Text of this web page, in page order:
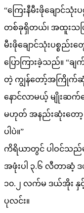
“ကြေးနီမီးဖိုချောင်သုံ
တစ်ခုရှိတယ်၊ အထူးသဖ
မီးဖိုချောင်သုံးပစ္စည်း
ပြောကြားခဲ့သည်။ “
တဲ့ ကျွန်တော့်အကြိုက်ဆုံး
နောင်လာမယ့် မျိုးဆ
မဟုတ် အနည်းဆုံးတော့
ပါပဲ။”
ကိရိယာတွင် ပါဝင်သည်မ
အဖုံးပါ ၃.၆ လီတာဆံ့ ဒ
၁၀.၂ လက်မ ဒယ်အိုး နှ
ပုလင်း။